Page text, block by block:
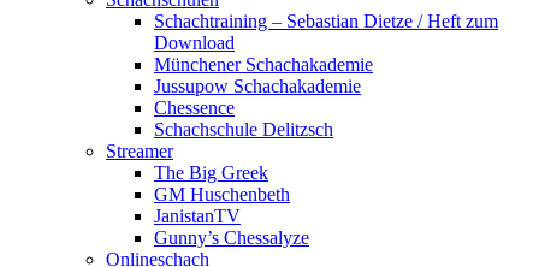
Schachtraining – Sebastian Dietze / Heft zum
Download
Münchener Schachakademie
Jussupow Schachakademie
Chessence
Schachschule Delitzsch
Streamer
The Big Greek
GM Huschenbeth
JanistanTV
Gunny’s Chessalyze
Onlineschach